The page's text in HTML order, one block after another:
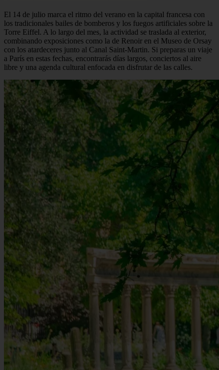
El 14 de julio marca el ritmo del verano en la capital francesa con
los tradicionales bailes de bomberos y los fuegos artificiales sobre la
Torre Eiffel. A lo largo del mes, la actividad se traslada al exterior,
combinando exposiciones como la de Renoir en el Museo de Orsay
con los atardeceres junto al Canal Saint-Martin. Si preparas un viaje
a París en estas fechas, encontrarás días largos, conciertos al aire
libre y una agenda cultural enfocada en disfrutar de las calles.